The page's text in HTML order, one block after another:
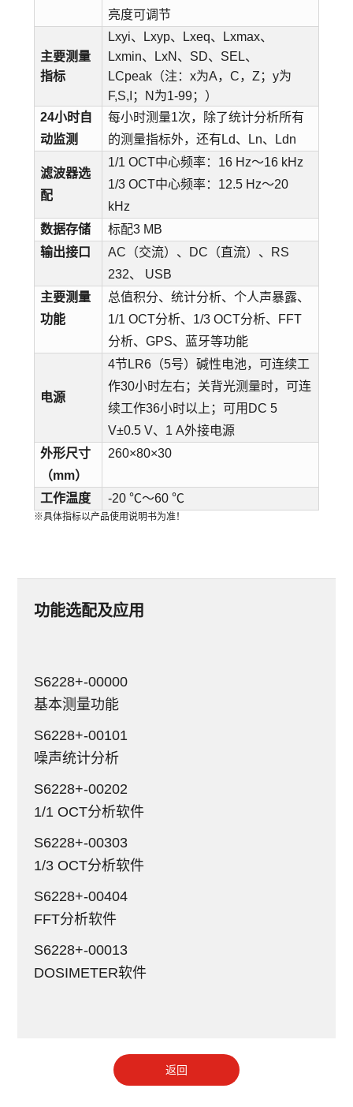
亮度可调节
主要测量
指标
Lxyi、Lxyp、Lxeq、Lxmax、
Lxmin、LxN、SD、SEL、
LCpeak（注：x为A，C，Z；y为
F,S,I；N为1-99；）
24小时自
动监测
每小时测量1次，除了统计分析所有
的测量指标外，还有Ld、Ln、Ldn
滤波器选
配
1/1 OCT中心频率：16 Hz～16 kHz
1/3 OCT中心频率：12.5 Hz～20
kHz
数据存储
标配3 MB
输出接口
AC（交流）、DC（直流）、RS
232、 USB
主要测量
功能
总值积分、统计分析、个人声暴露、
1/1 OCT分析、1/3 OCT分析、FFT
分析、GPS、蓝牙等功能
电源
4节LR6（5号）碱性电池，可连续工
作30小时左右；关背光测量时，可连
续工作36小时以上；可用DC 5
V±0.5 V、1 A外接电源
外形尺寸
（mm）
260×80×30
工作温度 -20 ℃～60 ℃
※具体指标以产品使用说明书为准！
功能选配及应用
S6228+-00000
基本测量功能
S6228+-00101
噪声统计分析
S6228+-00202
1/1 OCT分析软件
S6228+-00303
1/3 OCT分析软件
S6228+-00404
FFT分析软件
S6228+-00013
DOSIMETER软件
返回